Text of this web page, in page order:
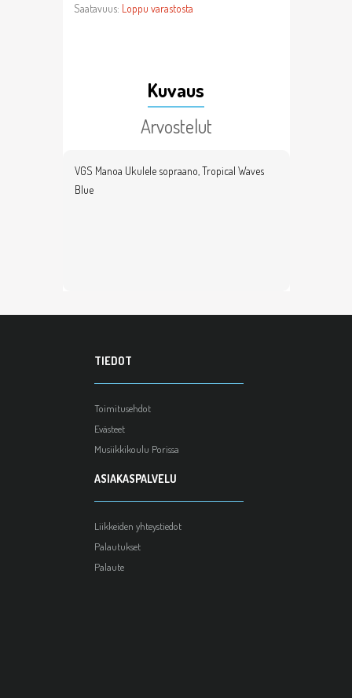
Saatavuus: Loppu varastosta
Kuvaus
Arvostelut
VGS Manoa Ukulele sopraano, Tropical Waves
Blue
TIEDOT
Toimitusehdot
Evästeet
Musiikkikoulu Porissa
ASIAKASPALVELU
Liikkeiden yhteystiedot
Palautukset
Palaute